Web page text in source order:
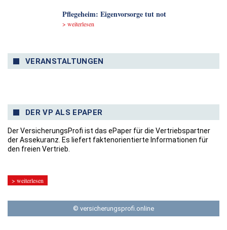
Pflegeheim: Eigenvorsorge tut not
> weiterlesen
VERANSTALTUNGEN
DER VP ALS EPAPER
Der VersicherungsProfi ist das ePaper für die Vertriebspartner
der Assekuranz. Es liefert faktenorientierte Informationen für
den freien Vertrieb.
> weiterlesen
© versicherungsprofi.online